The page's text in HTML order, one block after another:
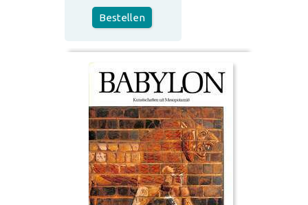
Bestellen